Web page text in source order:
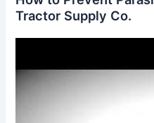
Tractor Supply Co.